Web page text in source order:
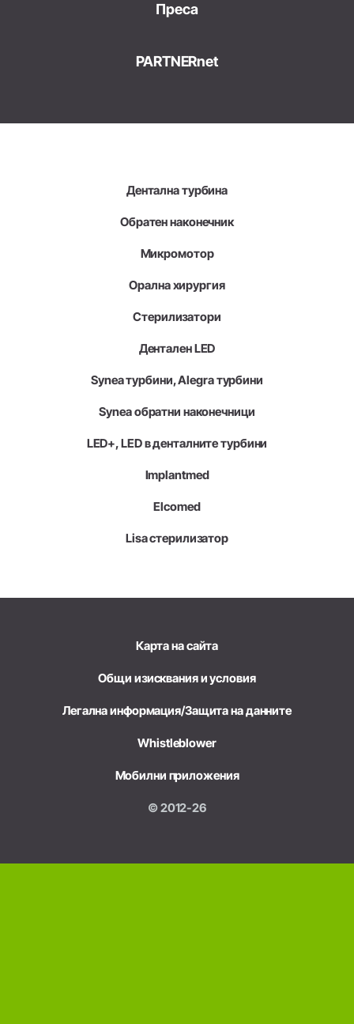
Преса
PARTNERnet
Дентална турбина
Обратен наконечник
Микромотор
Орална хирургия
Стерилизатори
Дентален LED
Synea турбини, Alegra турбини
Synea обратни наконечници
LED+, LED в денталните турбини
Implantmed
Elcomed
Lisa стерилизатор
Карта на сайта
Общи изисквания и условия
Легална информация/Защита на данните
Whistleblower
Мобилни приложения
© 2012-26